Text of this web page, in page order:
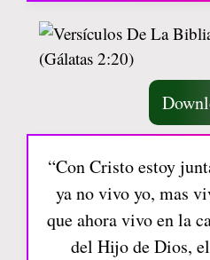
“Con Cristo estoy
ya no vivo yo, mas
que ahora vivo en la
del Hijo de Dios,